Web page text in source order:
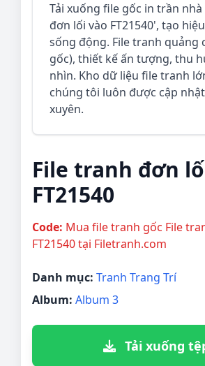
Tải xuống file gốc in trần
đơn lối vào FT21540', tạo
sống động. File tranh quảng
gốc), thiết kế ấn tượng, thu
nhìn. Kho dữ liệu file tranh
chúng tôi luôn được cập
xuyên.
File tranh đơn
FT21540
Code: Mua file tranh gốc File
FT21540 tại Filetranh.com
Danh mục: Tranh Trang Trí
Album: Album 3
Tải xuống